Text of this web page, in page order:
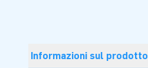
Informazioni sul prodotto